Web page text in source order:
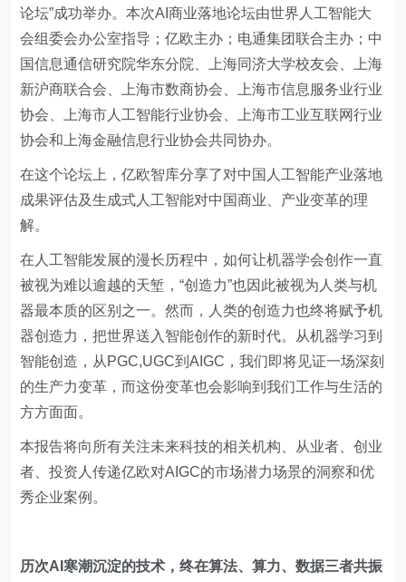
论坛”成功举办。本次AI商业落地论坛由世界人工智能大
会组委会办公室指导；亿欧主办；电通集团联合主办；中
国信息通信研究院华东分院、上海同济大学校友会、上海
新沪商联合会、上海市数商协会、上海市信息服务业行业
协会、上海市人工智能行业协会、上海市工业互联网行业
协会和上海金融信息行业协会共同协办。
在这个论坛上，亿欧智库分享了对中国人工智能产业落地
成果评估及生成式人工智能对中国商业、产业变革的理
解。
在人工智能发展的漫长历程中，如何让机器学会创作一直
被视为难以逾越的天堑，“创造力”也因此被视为人类与机
器最本质的区别之一。然而，人类的创造力也终将赋予机
器创造力，把世界送入智能创作的新时代。从机器学习到
智能创造，从PGC,UGC到AIGC，我们即将见证一场深刻
的生产力变革，而这份变革也会影响到我们工作与生活的
方方面面。
本报告将向所有关注未来科技的相关机构、从业者、创业
者、投资人传递亿欧对AIGC的市场潜力场景的洞察和优
秀企业案例。
历次AI寒潮沉淀的技术，终在算法、算力、数据三者共振